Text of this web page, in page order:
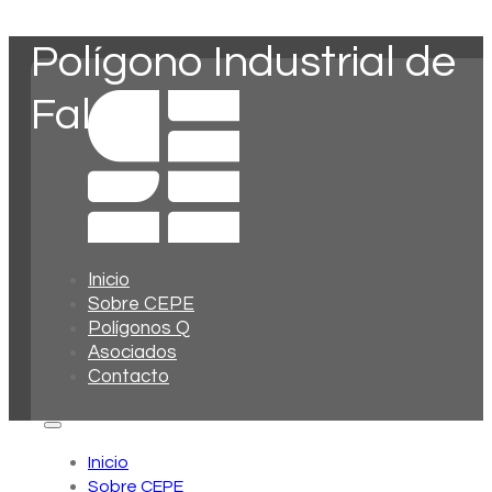
Inicio
Sobre CEPE
Polígonos Q
Asociados
Contacto
Inicio
Sobre CEPE
Polígono Industrial de
Falces